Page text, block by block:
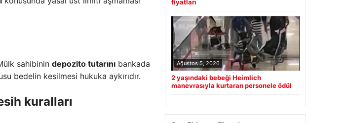
sahibinin depozito tutarını bankada
bedelin kesilmesi hukuka aykırıdır.
kuralları
fiyatları
Ağustos 5, 2026
2 yaşındaki bebeği Heimlich
manevrasıyla kurtaran personele ödül